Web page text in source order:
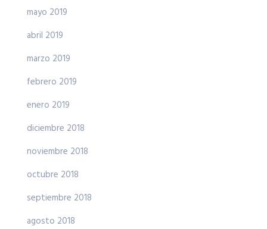
mayo 2019
abril 2019
marzo 2019
febrero 2019
enero 2019
diciembre 2018
noviembre 2018
octubre 2018
septiembre 2018
agosto 2018